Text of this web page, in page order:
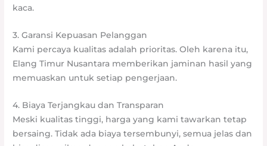
kaca.
3. Garansi Kepuasan Pelanggan
Kami percaya kualitas adalah prioritas. Oleh karena itu,
Elang Timur Nusantara memberikan jaminan hasil yang
memuaskan untuk setiap pengerjaan.
4. Biaya Terjangkau dan Transparan
Meski kualitas tinggi, harga yang kami tawarkan tetap
bersaing. Tidak ada biaya tersembunyi, semua jelas dan